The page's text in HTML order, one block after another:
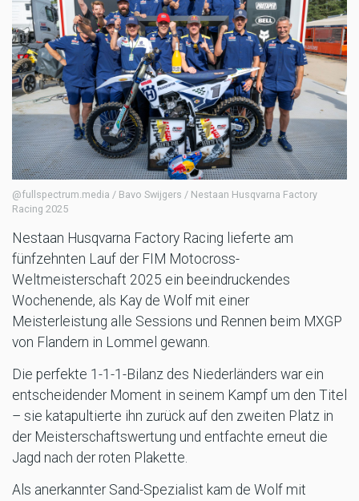
@fullspectrum.media / Bavo Swijgers / Nestaan Husqvarna Factory
Racing 2025
Nestaan Husqvarna Factory Racing lieferte am
fünfzehnten Lauf der FIM Motocross-
Weltmeisterschaft 2025 ein beeindruckendes
Wochenende, als Kay de Wolf mit einer
Meisterleistung alle Sessions und Rennen beim MXGP
von Flandern in Lommel gewann.
Die perfekte 1-1-1-Bilanz des Niederländers war ein
entscheidender Moment in seinem Kampf um den Titel
– sie katapultierte ihn zurück auf den zweiten Platz in
der Meisterschaftswertung und entfachte erneut die
Jagd nach der roten Plakette.
Als anerkannter Sand-Spezialist kam de Wolf mit